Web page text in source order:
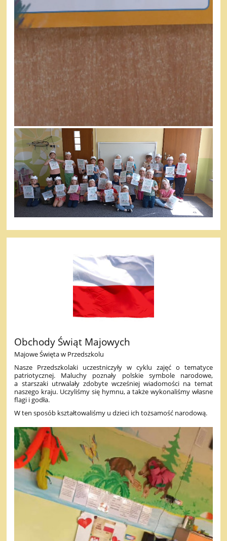
Obchody Świąt Majowych
Majowe Święta w Przedszkolu
Nasze Przedszkolaki uczestniczyły w cyklu zajęć o tematyce
patriotycznej. Maluchy poznały polskie symbole narodowe,
a starszaki utrwalały zdobyte wcześniej wiadomości na temat
naszego kraju. Uczyliśmy się hymnu, a także wykonaliśmy własne
flagi i godła.
W ten sposób kształtowaliśmy u dzieci ich tożsamość narodową.